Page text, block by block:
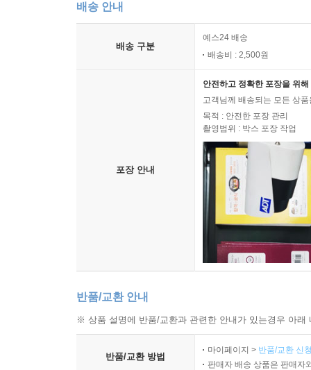
배송 안내
배송 구분
예스24 배송
배송비 : 2,500원
포장 안내
안전하고 정확한 포장을 위
고객님께 배송되는 모든 상
목적 : 안전한 포장 관리
촬영범위 : 박스 포장 작업
반품/교환 안내
※ 상품 설명에 반품/교환과 관련한 안내가 있는경우 아
반품/교환 방법
마이페이지 > 반품/교환 신
판매자 배송 상품은 판매자